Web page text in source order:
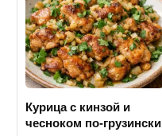
Курица с кинзой и
чесноком по-грузински